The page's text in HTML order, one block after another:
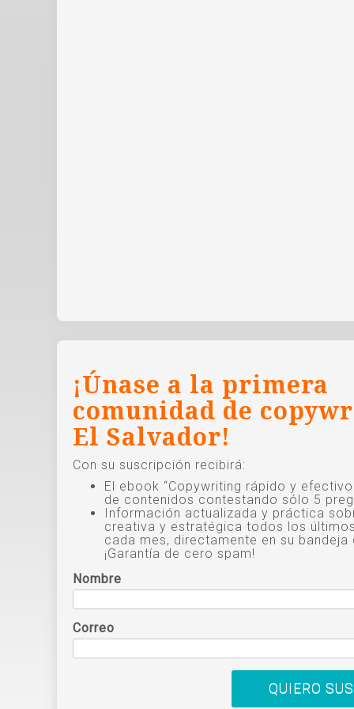
¡Únase a la primera
comunidad de
El Salvador!
Con su suscripción recibirá:
El ebook “Copywriting rápido y
de contenidos contestando sólo 5
Información actualizada y práctica
creativa y estratégica todos los
cada mes, directamente en su bandeja
¡Garantía de cero spam!
Nombre
Correo